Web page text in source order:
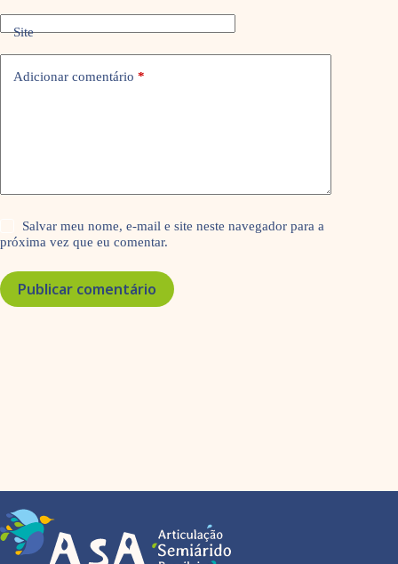
Site
Adicionar comentário *
Salvar meu nome, e-mail e site neste navegador para a
próxima vez que eu comentar.
Publicar comentário